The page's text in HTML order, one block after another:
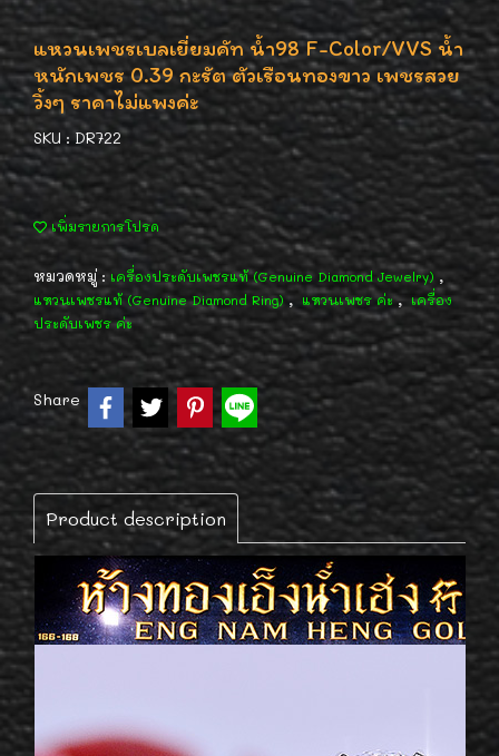
แหวนเพชรเบลเยี่ยมคัท น้ำ98 F-Color/VVS น้ำ
หนักเพชร 0.39 กะรัต ตัวเรือนทองขาว เพชรสวย
วิ้งๆ ราคาไม่แพงค่ะ
SKU : DR722
เพิ่มรายการโปรด
หมวดหมู่ :เครื่องประดับเพชรแท้ (Genuine Diamond Jewelry) ,
แหวนเพชรแท้ (Genuine Diamond Ring), แหวนเพชร ค่ะ, เครื่อง
ประดับเพชร ค่ะ
Share
Product description